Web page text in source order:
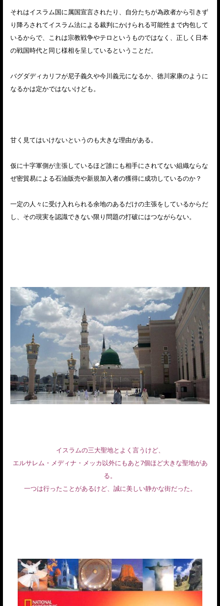
それはイスラム国に属国宣言されたり、自分たちが為政者から引きず
り降ろされてイスラム法による裁判にかけられる可能性まで内包して
いるからで、これは宗教戦争やテロというものではなく、正しく日本
の戦国時代と同じ様相を呈しているということだ。
バグダディカリフが尼子義久や今川義元になるか、徳川家康のように
なるかは定かではないけども。
甘く見てはいけないというのも大きな理由がある。
仮に十字軍側が主張しているほど誰にも相手にされてない組織ならな
ぜ密貿易による石油販売や新規加入者の獲得に成功しているのか？
一定の人々に受け入れられる余地のあるだけの主張をしているからだ
し、その現実を認識できない限り問題の打破にはつながらない。
イスラムの三大聖地とよく言うけど、
エルサレム・メディナ・メッカ以外にもあと7個ほど大きな聖地があ
る。
一つは行ったことがあるけど、誠に美しい静かな街だった。